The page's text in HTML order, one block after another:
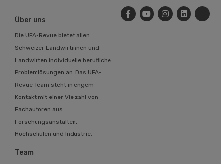
Über uns
Die UFA-Revue bietet allen
Schweizer Landwirtinnen und
Landwirten individuelle berufliche
Problemlösungen an. Das UFA-
Revue Team steht in engem
Kontakt mit einer Vielzahl von
Fachautoren aus
Forschungsanstalten,
Hochschulen und Industrie.
Team